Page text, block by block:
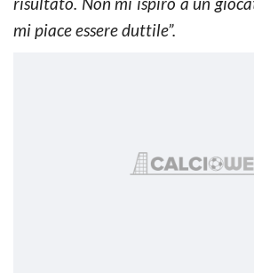
mi piace essere duttile”.